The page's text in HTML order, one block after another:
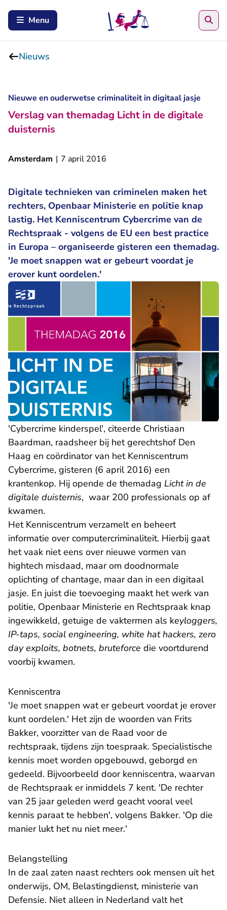
Menu
Nieuws
Nieuwe en ouderwetse criminaliteit in digitaal jasje
Verslag van themadag Licht in de digitale
duisternis
Amsterdam | 7 april 2016
Digitale technieken van criminelen maken het
rechters, Openbaar Ministerie en politie knap
lastig. Het Kenniscentrum Cybercrime van de
Rechtspraak - volgens de EU een best practice
in Europa – organiseerde gisteren een themadag.
'Je moet snappen wat er gebeurt voordat je
erover kunt oordelen.'
'Cybercrime kinderspel', citeerde Christiaan
Baardman, raadsheer bij het gerechtshof Den
Haag en coördinator van het Kenniscentrum
Cybercrime, gisteren (6 april 2016) een
krantenkop. Hij opende de themadag Licht in de
digitale duisternis, waar 200 professionals op af
kwamen.
Het Kenniscentrum verzamelt en beheert
informatie over computercriminaliteit. Hierbij gaat
het vaak niet eens over nieuwe vormen van
hightech misdaad, maar om doodnormale
oplichting of chantage, maar dan in een digitaal
jasje. En juist die toevoeging maakt het werk van
politie, Openbaar Ministerie en Rechtspraak knap
ingewikkeld, getuige de vaktermen als keyloggers,
IP-taps, social engineering, white hat hackers, zero
day exploits, botnets, bruteforce die voortdurend
voorbij kwamen.
Kenniscentra
'Je moet snappen wat er gebeurt voordat je erover
kunt oordelen.' Het zijn de woorden van Frits
Bakker, voorzitter van de Raad voor de
rechtspraak, tijdens zijn toespraak. Specialistische
kennis moet worden opgebouwd, geborgd en
gedeeld. Bijvoorbeeld door kenniscentra, waarvan
de Rechtspraak er inmiddels 7 kent. 'De rechter
van 25 jaar geleden werd geacht vooral veel
kennis paraat te hebben', volgens Bakker. 'Op die
manier lukt het nu niet meer.'
Belangstelling
In de zaal zaten naast rechters ook mensen uit het
onderwijs, OM, Belastingdienst, ministerie van
Defensie. Niet alleen in Nederland valt het